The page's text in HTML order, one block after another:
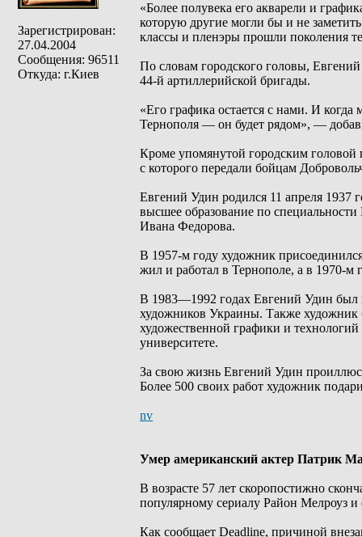
Зарегистрирован:
27.04.2004
Сообщения: 96511
Откуда: г.Киев
«Более полувека его акварели и
которую другие могли бы и не
классы и пленэры прошли поколения
По словам городского головы,
44-й артиллерийской бригады.
«Его графика остается с нами. И
Тернополя — он будет рядом», —
Кроме упомянутой городским головой
с которого передали бойцам
Евгений Удин родился 11 апреля 1937
высшее образование по
Ивана Федорова.
В 1957-м году художник
жил и работал в Тернополе, а в 1970-
В 1983—1992 годах Евгений Удин был
художников Украины. Также художник
художественной графики и
университете.
За свою жизнь Евгений Удин
Более 500 своих работ художник
nv
Умер американский актер Патрик
В возрасте 57 лет скоропостижно
популярному сериалу Район Мелроуз
Как сообщает Deadline, причиной